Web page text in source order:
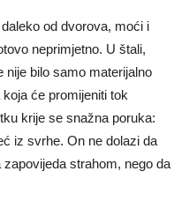
od dvorova, moći i
neprimjetno. U štali,
bilo samo materijalno
će promijeniti tok
krije se snažna poruka:
iz svrhe. On ne dolazi da
strahom, nego da